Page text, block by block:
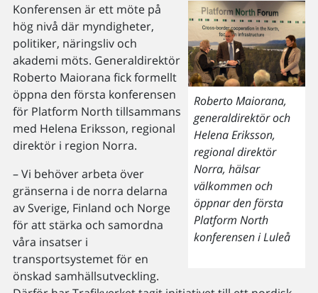
Roberto Maiorana,
generaldirektör och
Helena Eriksson,
regional direktör
Norra, hälsar
välkommen och
öppnar den första
Platform North
konferensen i Luleå
Konferensen är ett möte på
hög nivå där myndigheter,
politiker, näringsliv och
akademi möts. Generaldirektör
Roberto Maiorana fick formellt
öppna den första konferensen
för Platform North tillsammans
med Helena Eriksson, regional
direktör i region Norra.
– Vi behöver arbeta över
gränserna i de norra delarna
av Sverige, Finland och Norge
för att stärka och samordna
våra insatser i
transportsystemet för en
önskad samhällsutveckling.